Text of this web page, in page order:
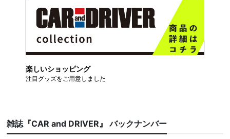
楽しいショッピング
注目グッズをご用意しました
雑誌『CAR and DRIVER』 バックナンバー